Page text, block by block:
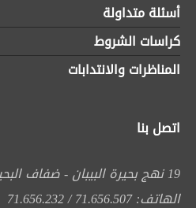
أسئلة متداولة
كراسات الشروط
المناظرات والانتدابات
اتصل بنا
19 نهج بحيرة البيبان - ضفاف البحيرة - تونس
الهاتف: 71.656.507 / 71.656.232